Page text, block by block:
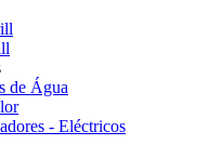
de Água
- Eléctricos